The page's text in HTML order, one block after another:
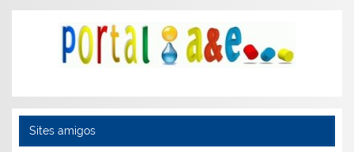
Sites amigos